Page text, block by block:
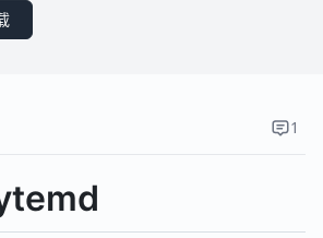
1